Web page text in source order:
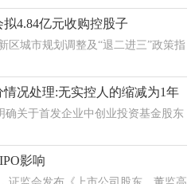
4.84亿元收购控股子
区城市规划调整及“退二进三”政策指
况处理:无实控人的缩减为1年
关于首发企业中创业投资基金股东
影响